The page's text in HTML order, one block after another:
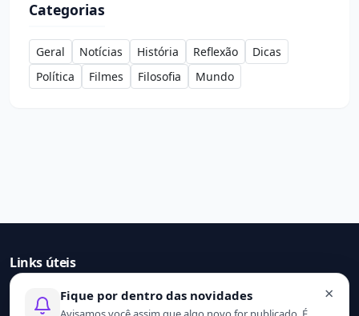
Categorias
Geral Notícias História Reflexão
Dicas
Política
Filmes Filosofia Mundo
Links úteis
Início
×
Fique por dentro das novidades